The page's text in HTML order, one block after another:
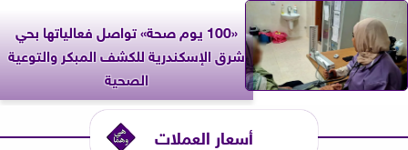
«100 يوم صحة» تواصل فعالياتها بحي
شرق الإسكندرية للكشف المبكر والتوعية
الصحية
أسعار العملات